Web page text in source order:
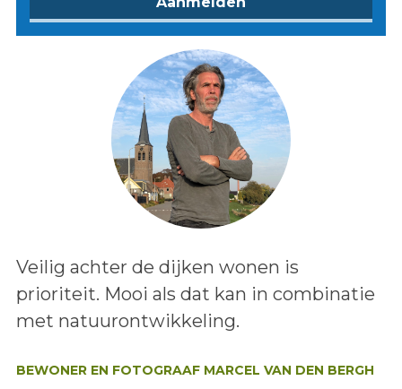
Lees het bericht:
Veilig achter de dijken wonen is
prioriteit. Mooi als dat kan in combinatie
met natuurontwikkeling.
BEWONER EN FOTOGRAAF MARCEL VAN DEN BERGH